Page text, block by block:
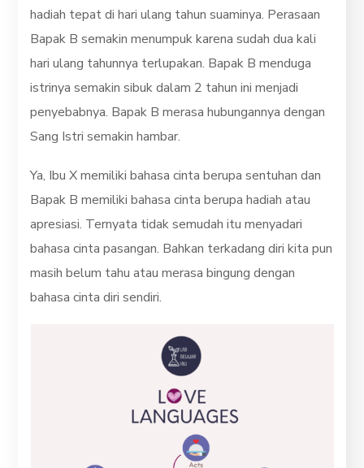
hadiah tepat di hari ulang tahun suaminya. Perasaan
Bapak B semakin menumpuk karena sudah dua kali
hari ulang tahunnya terlupakan. Bapak B menduga
istrinya semakin sibuk dalam 2 tahun ini menjadi
penyebabnya. Bapak B merasa hubungannya dengan
Sang Istri semakin hambar.
Ya, Ibu X memiliki bahasa cinta berupa sentuhan dan
Bapak B memiliki bahasa cinta berupa hadiah atau
apresiasi. Ternyata tidak semudah itu menyadari
bahasa cinta pasangan. Bahkan terkadang diri kita pun
masih belum tahu atau merasa bingung dengan
bahasa cinta diri sendiri.